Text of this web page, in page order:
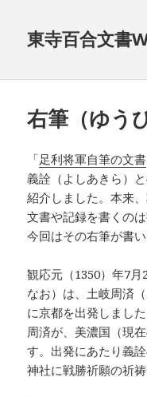
東寺百合文書
右筆（ゆう
「足利将軍自筆の文書
義詮（よしあきら）
紹介しました。本来
文書や記録を書くの
今回はその右筆が書
観応元（1350）年7
なお）は、土岐周済
に京都を出発しまし
周済が、美濃国（現
す。出発にあたり義
神社に戦勝祈願の祈祷